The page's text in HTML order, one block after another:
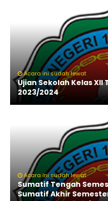
Acara ini sudah lewat
Ujian Sekolah Kelas
2023/2024
Acara ini sudah lewat
Sumatif Tengah
Sumatif Akhir